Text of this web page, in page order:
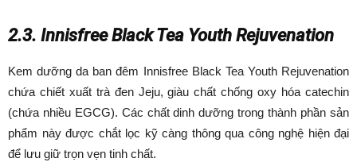
2.3. Innisfree Black Tea Youth Rejuvenation
Kem dưỡng da ban đêm Innisfree Black Tea Youth Rejuvenation
chứa chiết xuất trà đen Jeju, giàu chất chống oxy hóa catechin
(chứa nhiều EGCG). Các chất dinh dưỡng trong thành phần sản
phẩm này được chắt lọc kỹ càng thông qua công nghệ hiện đại
để lưu giữ trọn vẹn tinh chất.